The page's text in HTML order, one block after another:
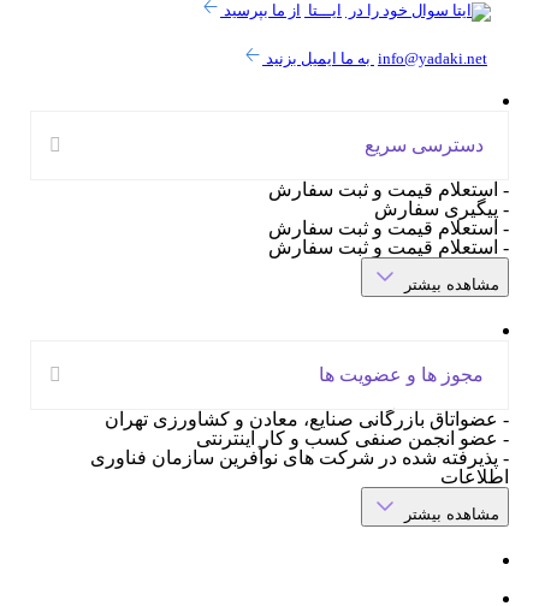
info@yadaki.net به ما ایمیل بزنید
سوال خود را در ایـــتا از ما بپرسید
مجوز ها و عضویت ها
عضواتاق بازرگانی صنایع، معادن و کشاورزی تهران
عضو انجمن صنفی کسب و کار اینترنتی
پذیرفته شده در شرکت های نوآفرین سازمان فناوری
مشاهده بیشتر
دسترسی سریع
استعلام قیمت و ثبت سفارش
پیگیری سفارش
استعلام قیمت و ثبت سفارش
استعلام قیمت و ثبت سفارش
مشاهده بیشتر